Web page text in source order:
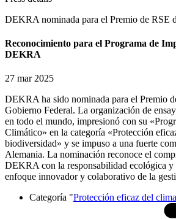
DEKRA nominada para el Premio de RSE
Reconocimiento para el Programa de
DEKRA
27 mar 2025
DEKRA ha sido nominada para el Premio
Gobierno Federal. La organización de
en todo el mundo, impresionó con su
Climático» en la categoría «Protección
biodiversidad» y se impuso a una fuerte
Alemania. La nominación reconoce el
DEKRA con la responsabilidad ecológica y
enfoque innovador y colaborativo de la
Categoría "Protección eficaz del